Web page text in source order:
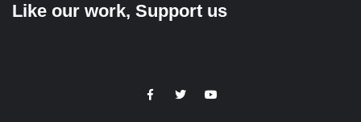
Like our work, Support us
https://facebook.com
https://www.twitter.com
https://www.youtube.com